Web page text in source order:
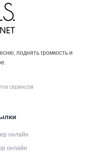
поднять громкость и
онлайн
онлайн